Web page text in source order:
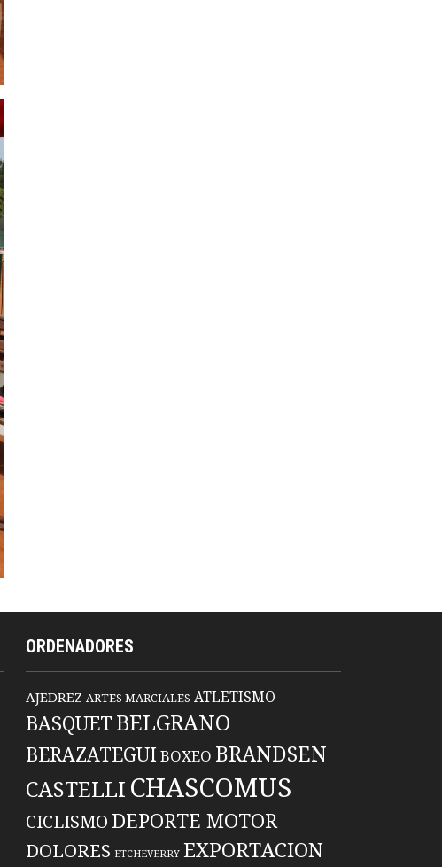
ORDENADORES
AJEDREZ ARTES MARCIALES ATLETISMO
BASQUET BELGRANO
BERAZATEGUIBOXEO BRANDSEN
CASTELLI CHASCOMUS
CICLISMO DEPORTE MOTOR
DOLORES ETCHEVERRY EXPORTACION